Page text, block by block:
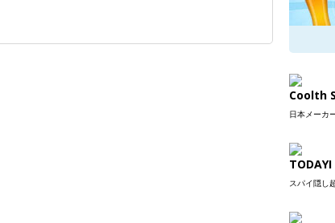
Coolth
日本メーカ
TODAYI
スパイ隠し